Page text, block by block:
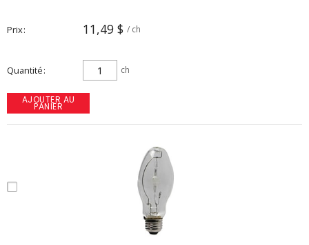
Prix 11,49 $ / ch
Quantité ch
AJOUTER AU
PANIER